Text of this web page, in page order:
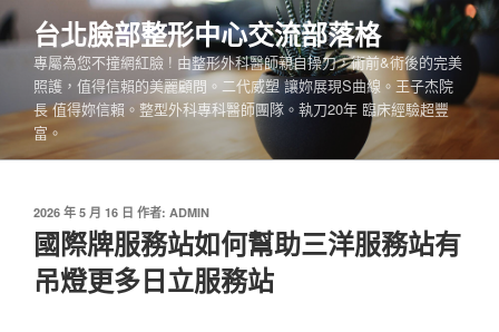
跳
至
內
台北臉部整形中心交流部落格
專屬為您不撞網紅臉 ! 由整形外科醫師親自操刀，術前&術後的完美
照護，值得信賴的美麗顧問。二代威塑 讓妳展現S曲線。王子杰院
長 值得妳信賴。整型外科專科醫師團隊。執刀20年 臨床經驗超豐
富。
發
佈
於
2026 年 5 月 16 日 作者: ADMIN
國際牌服務站如何幫助三洋服務站有
吊燈更多日立服務站